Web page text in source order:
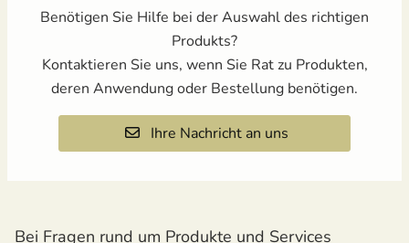
Benötigen Sie Hilfe bei der Auswahl des richtigen
Produkts?
Kontaktieren Sie uns, wenn Sie Rat zu Produkten,
deren Anwendung oder Bestellung benötigen.
Ihre Nachricht an uns
Bei Fragen rund um Produkte und Services